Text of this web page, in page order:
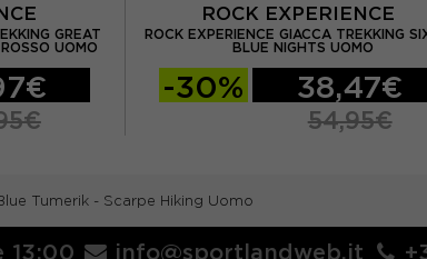
GREAT
UOMO
ROCK EXPERIENCE
ROCK EXPERIENCE GIACCA TREKKING
BLUE NIGHTS UOMO
-30% 38,47€
54,95€
Tumerik - Scarpe Hiking Uomo
13:00 info@sportlandweb.it